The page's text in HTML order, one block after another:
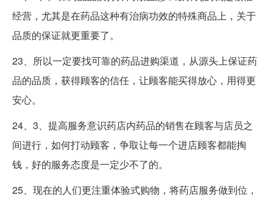
经营，尤其是在药品这种有治病功效的特殊商品上，关于
品质的保证就更重要了。
23、所以一定要找可靠的药品进购渠道，从源头上保证药
品的品质，获得顾客的信任，让顾客能买得放心，用得更
安心。
24、3、提高服务意识药店内药品的销售在顾客与店员之
间进行，如何打动顾客，争取让每一个进店顾客都能掏
钱，好的服务态度是一定少不了的。
25、现在的人们更注重体验式购物，将药店服务做到位，